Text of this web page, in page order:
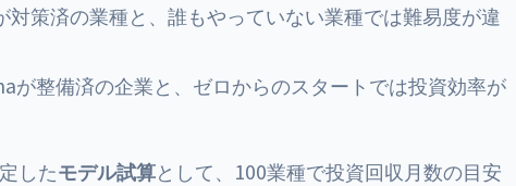
対策済の業種と、誰もやっていない業種では難易度が違
が整備済の企業と、ゼロからのスタートでは投資効率が
したモデル試算として、100業種で投資回収月数の目安